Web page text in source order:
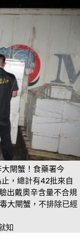
閘蟹！食藥署今
止，總計有42批來自
出戴奧辛含量不合規
大閘蟹，不排除已經
知